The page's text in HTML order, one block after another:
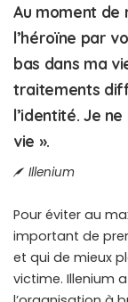
Au moment de
l’héroïne par
bas dans ma
traitements
l’identité. Je
vie ».
Illenium
Pour éviter au
important de
et qui de mieux
victime. Illenium